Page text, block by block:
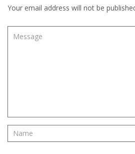
Your email address will not be